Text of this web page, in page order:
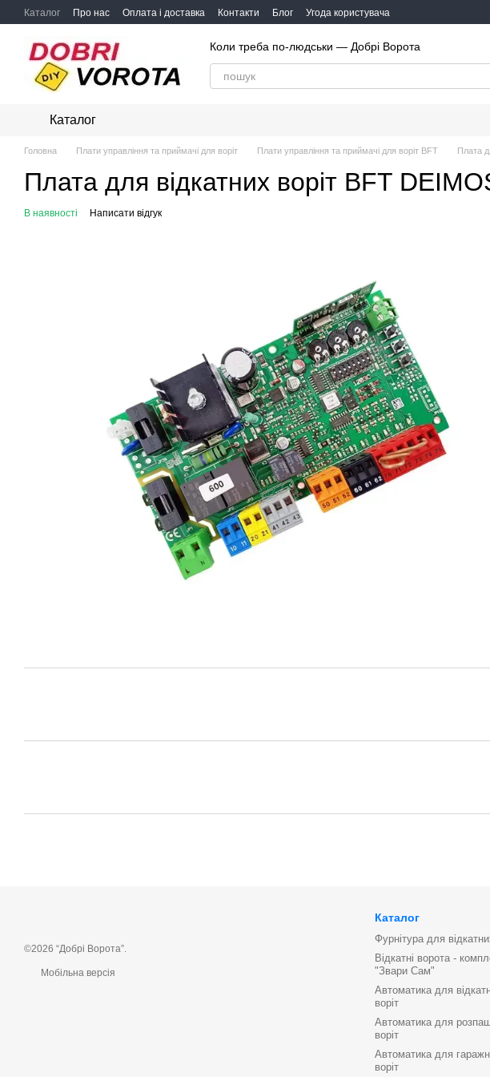
Перейти до основного контенту
Каталог Про нас Оплата і доставка Контакти Блог Угода користувача
Коли треба по-людськи — Добрі Ворота
Каталог
Головна Плати управління та приймачі для воріт Плати управління та приймачі для воріт BFT Плата
Плата для відкатних воріт BFT
В наявності Написати відгук
©2026 “Добрі Ворота”.
Мобільна версія
Каталог
Фурнітура для
Відкатні ворота -
"Звари Сам"
Автоматика для
воріт
Автоматика для
воріт
Автоматика для
воріт